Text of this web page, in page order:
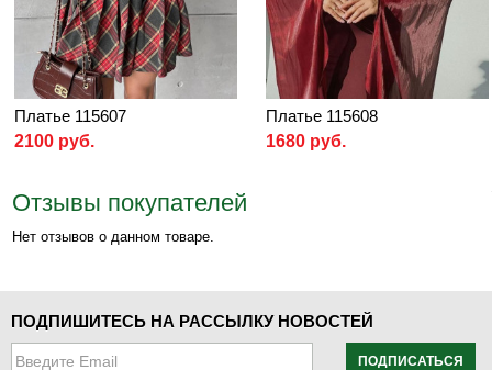
Платье 115607
2100 руб.
Платье 115608
1680 руб.
Отзывы покупателей
Нет отзывов о данном товаре.
ПОДПИШИТЕСЬ НА РАССЫЛКУ НОВОСТЕЙ
ПОДПИСАТЬСЯ